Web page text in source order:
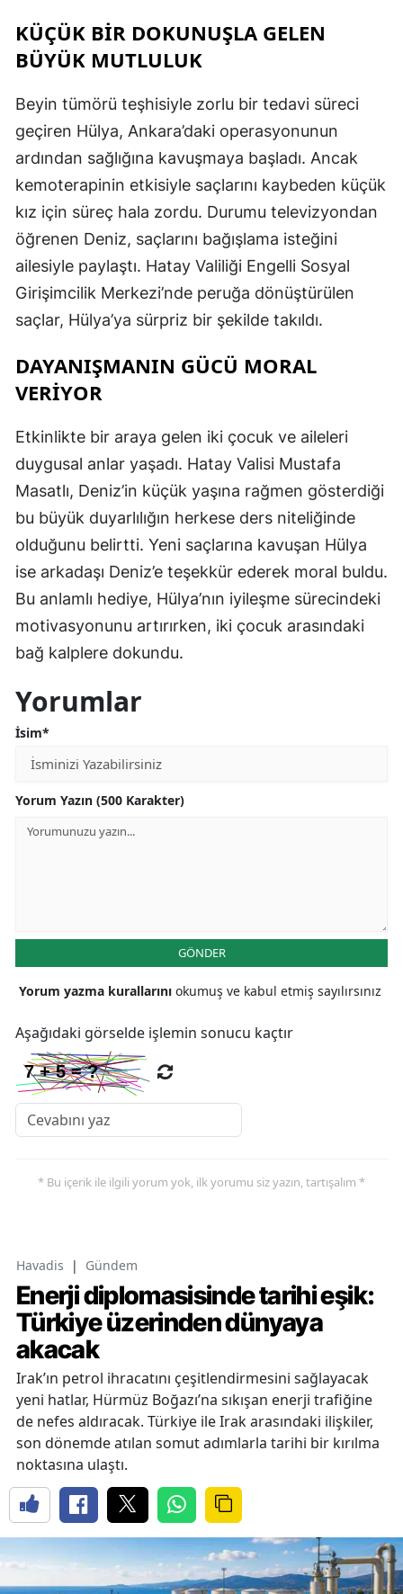
KÜÇÜK BİR DOKUNUŞLA GELEN
BÜYÜK MUTLULUK
Beyin tümörü teşhisiyle zorlu bir tedavi süreci
geçiren Hülya, Ankara’daki operasyonunun
ardından sağlığına kavuşmaya başladı. Ancak
kemoterapinin etkisiyle saçlarını kaybeden küçük
kız için süreç hala zordu. Durumu televizyondan
öğrenen Deniz, saçlarını bağışlama isteğini
ailesiyle paylaştı. Hatay Valiliği Engelli Sosyal
Girişimcilik Merkezi’nde peruğa dönüştürülen
saçlar, Hülya’ya sürpriz bir şekilde takıldı.
DAYANIŞMANIN GÜCÜ MORAL
VERİYOR
Etkinlikte bir araya gelen iki çocuk ve aileleri
duygusal anlar yaşadı. Hatay Valisi Mustafa
Masatlı, Deniz’in küçük yaşına rağmen gösterdiği
bu büyük duyarlılığın herkese ders niteliğinde
olduğunu belirtti. Yeni saçlarına kavuşan Hülya
ise arkadaşı Deniz’e teşekkür ederek moral buldu.
Bu anlamlı hediye, Hülya’nın iyileşme sürecindeki
motivasyonunu artırırken, iki çocuk arasındaki
bağ kalplere dokundu.
Yorumlar
İsim*
Yorum Yazın (500 Karakter)
GÖNDER
Yorum yazma kurallarını okumuş ve kabul etmiş sayılırsınız
Aşağıdaki görselde işlemin sonucu kaçtır
* Bu içerik ile ilgili yorum yok, ilk yorumu siz yazın, tartışalım *
Havadis | Gündem
Enerji diplomasisinde tarihi eşik:
Türkiye üzerinden dünyaya
akacak
Irak’ın petrol ihracatını çeşitlendirmesini sağlayacak
yeni hatlar, Hürmüz Boğazı’na sıkışan enerji trafiğine
de nefes aldıracak. Türkiye ile Irak arasındaki ilişkiler,
son dönemde atılan somut adımlarla tarihi bir kırılma
noktasına ulaştı.